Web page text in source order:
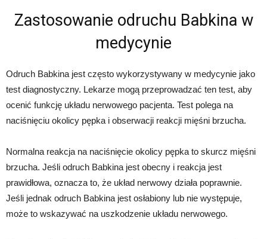
Zastosowanie odruchu Babkina w
medycynie
Odruch Babkina jest często wykorzystywany w medycynie jako
test diagnostyczny. Lekarze mogą przeprowadzać ten test, aby
ocenić funkcję układu nerwowego pacjenta. Test polega na
naciśnięciu okolicy pępka i obserwacji reakcji mięśni brzucha.
Normalna reakcja na naciśnięcie okolicy pępka to skurcz mięśni
brzucha. Jeśli odruch Babkina jest obecny i reakcja jest
prawidłowa, oznacza to, że układ nerwowy działa poprawnie.
Jeśli jednak odruch Babkina jest osłabiony lub nie występuje,
może to wskazywać na uszkodzenie układu nerwowego.